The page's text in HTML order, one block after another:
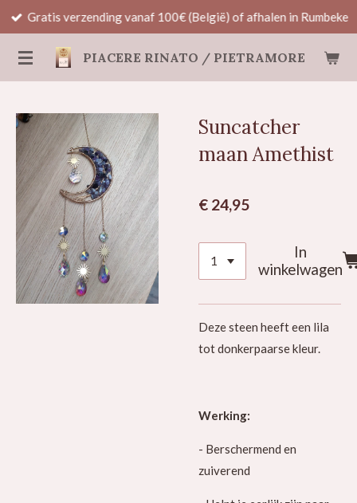
Ga
naar
de
PIACERE RINATO / PIETRAMORE
Gratis verzending vanaf 100€ (België) of afhalen in Rumbeke
Suncatcher
maan Amethist
€ 24,95
In
winkelwagen
Deze steen heeft een lila
tot donkerpaarse kleur.
Werking:
- Berschermend en
zuiverend